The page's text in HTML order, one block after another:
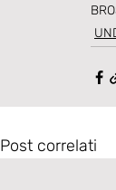
Post correlati